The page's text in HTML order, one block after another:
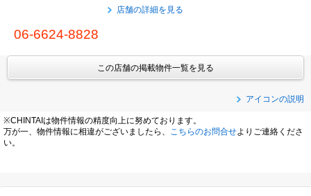
店舗の詳細を見る
06-6624-8828
この店舗の掲載物件一覧を見る
アイコンの説明
※CHINTAIは物件情報の精度向上に努めております。
万が一、物件情報に相違がございましたら、
こちらのお問合せよりご連絡くださ
い。